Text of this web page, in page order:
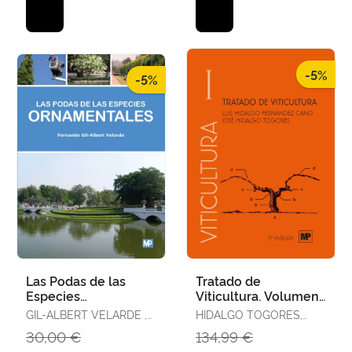
-5%
Las Podas de las
Especies
Ornamentales
GIL-ALBERT VELARDE ,
30,00 €
-5%
Tratado de
Viticultura. Volumen I
y Ii
HIDALGO TOGORES,
FERNÁNDEZ-CANO , L.
134,99 €